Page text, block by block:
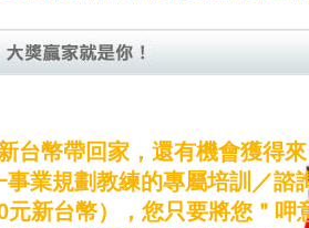
台幣帶回家，還有機會獲得
事業規劃教練的專屬培訓／諮
元新台幣），您只要將您＂呷